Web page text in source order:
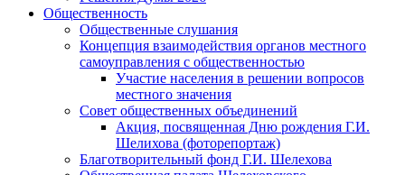
Общественность
Общественные слушания
Концепция взаимодействия органов местного
самоуправления с общественностью
Участие населения в решении вопросов
местного значения
Совет общественных объединений
Акция, посвященная Дню рождения Г.И.
Шелихова (фоторепортаж)
Благотворительный фонд Г.И. Шелехова